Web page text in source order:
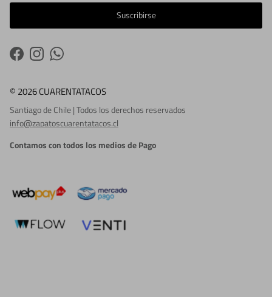
Suscribirse
FacebookInstagramWhatsApp
© 2026 CUARENTATACOS
Santiago de Chile | Todos los derechos reservados
info@zapatoscuarentatacos.cl
Contamos con todos los medios de Pago